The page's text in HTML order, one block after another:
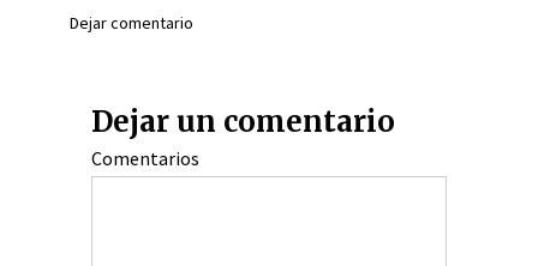
Dejar comentario
Dejar un comentario
Comentarios